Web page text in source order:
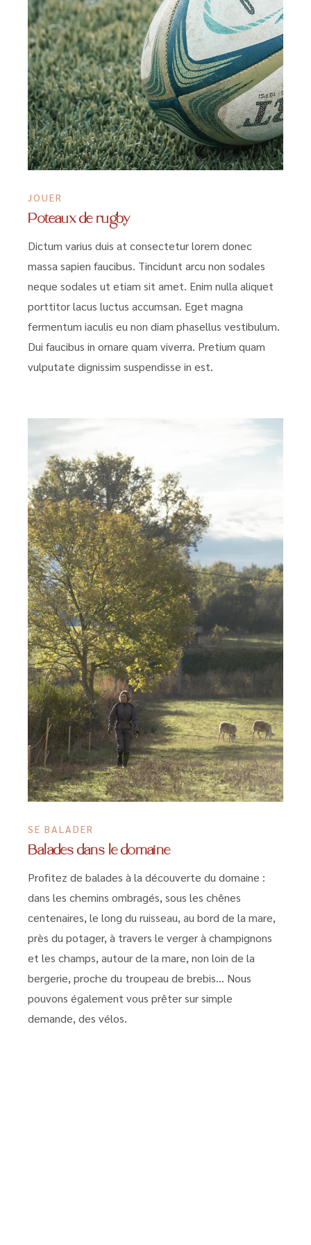
JOUER
Poteaux de rugby
Dictum varius duis at consectetur lorem donec
massa sapien faucibus. Tincidunt arcu non sodales
neque sodales ut etiam sit amet. Enim nulla aliquet
porttitor lacus luctus accumsan. Eget magna
fermentum iaculis eu non diam phasellus vestibulum.
Dui faucibus in ornare quam viverra. Pretium quam
vulputate dignissim suspendisse in est.
SE BALADER
Balades dans le domaine
Profitez de balades à la découverte du domaine :
dans les chemins ombragés, sous les chênes
centenaires, le long du ruisseau, au bord de la mare,
près du potager, à travers le verger à champignons
et les champs, autour de la mare, non loin de la
bergerie, proche du troupeau de brebis… Nous
pouvons également vous prêter sur simple
demande, des vélos.